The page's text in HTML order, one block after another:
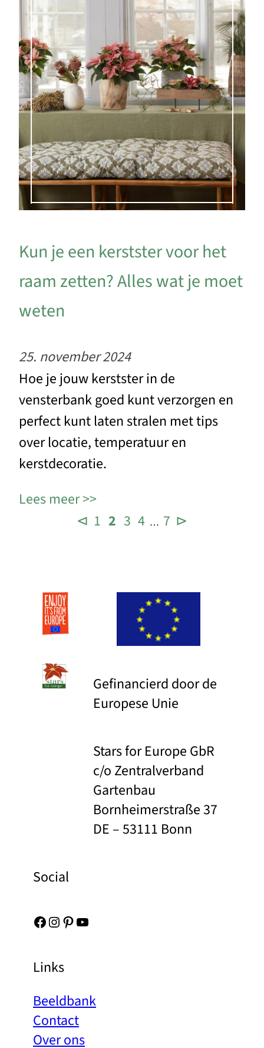
Kun je een kerstster voor het
raam zetten? Alles wat je moet
weten
25. november 2024
Hoe je jouw kerstster in de
vensterbank goed kunt verzorgen en
perfect kunt laten stralen met tips
over locatie, temperatuur en
kerstdecoratie.
Lees meer
⊲ 1 2 3 4 … 7 ⊳
Gefinancierd door de
Europese Unie
Stars for Europe GbR
c/o Zentralverband
Gartenbau
Bornheimerstraße 37
DE – 53111 Bonn
Social
Facebook Instagram Pinterest YouTube
Links
Beeldbank
Contact
Over ons